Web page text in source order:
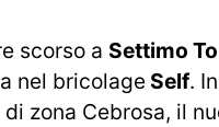
scorso a Settimo
nel bricolage Self.
di zona Cebrosa, il